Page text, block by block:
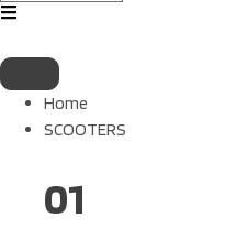
Home
SCOOTERS
01